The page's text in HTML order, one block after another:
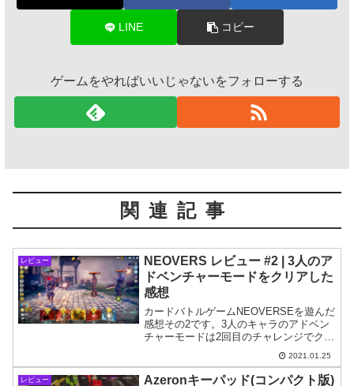
LINE コピー
ゲームをやればいいじゃないをフォローする
関連記事
レビュー
NEOVERS レビュー #2 | 3人のア
ドベンチャーモードをクリアした
感想
カードバトルゲームNEOVERSEを遊んだ
感想その2です。3人のキャラのアドベン
チャーモードは2回目のチャレンジでクリ
アできるくらいの難易度に設定されてい
2021.01.25
レビュー
Azeronキーパッド(コンパクト版)